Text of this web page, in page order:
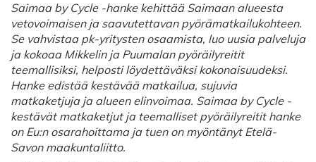
Saimaa by Cycle -hanke kehittää Saimaan alueesta
vetovoimaisen ja saavutettavan pyörämatkailukohteen.
Se vahvistaa pk-yritysten osaamista, luo uusia palveluja
ja kokoaa Mikkelin ja Puumalan pyöräilyreitit
teemallisiksi, helposti löydettäväksi kokonaisuudeksi.
Hanke edistää kestävää matkailua, sujuvia
matkaketjuja ja alueen elinvoimaa. Saimaa by Cycle -
kestävät matkaketjut ja teemalliset pyöräilyreitit hanke
on Eu:n osarahoittama ja tuen on myöntänyt Etelä-
Savon maakuntaliitto.